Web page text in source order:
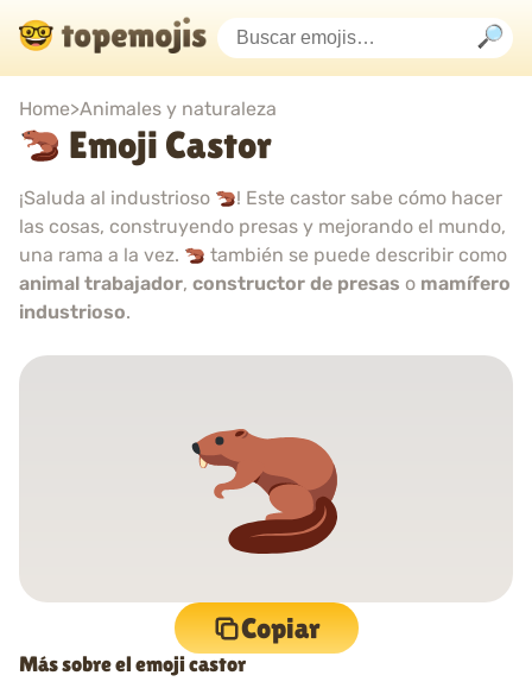
Home>Animales y naturaleza
Emoji Castor
¡Saluda al industrioso
! Este castor sabe cómo hacer
las cosas, construyendo presas y mejorando el mundo,
una rama a la vez.
también se puede describir como
animal trabajador, constructor de presas o mamífero
industrioso.
Copiar
Más sobre el emoji castor